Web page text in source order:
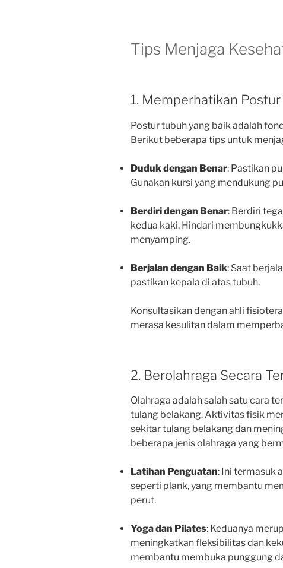
Tips Menjaga
1. Memperhatikan Postur
Postur tubuh yang baik adalah
Berikut beberapa tips untuk
Duduk dengan Benar: Pastikan
Gunakan kursi yang mendukung
Berdiri dengan Benar: Berdiri
kedua kaki. Hindari
menyamping.
Berjalan dengan Baik: Saat
pastikan kepala di atas tubuh.
Konsultasikan dengan ahli
merasa kesulitan dalam
2. Berolahraga Secara
Olahraga adalah salah satu cara
tulang belakang. Aktivitas fisik
sekitar tulang belakang dan
beberapa jenis olahraga yang
Latihan Penguatan: Ini termasuk
seperti plank, yang membantu
perut.
Yoga dan Pilates: Keduanya
meningkatkan fleksibilitas dan
membantu membuka punggung